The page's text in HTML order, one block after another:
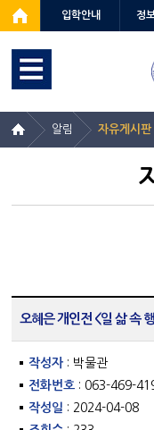
입학안내 정
알림 자유게시판
오혜은 개인전 <일 삶 속
작성자: 박물관
전화번호: 063-469-
작성일 : 2024-04-08